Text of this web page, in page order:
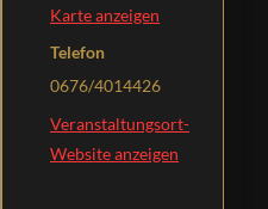
Karte anzeigen
Telefon
0676/4014426
Veranstaltungsort-
Website anzeigen